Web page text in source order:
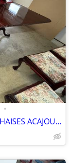
•
EXQUISE/RARE SET TABLE 12'X46''+12CHAISES ACAJOU MASSIF CHIPPENDALE